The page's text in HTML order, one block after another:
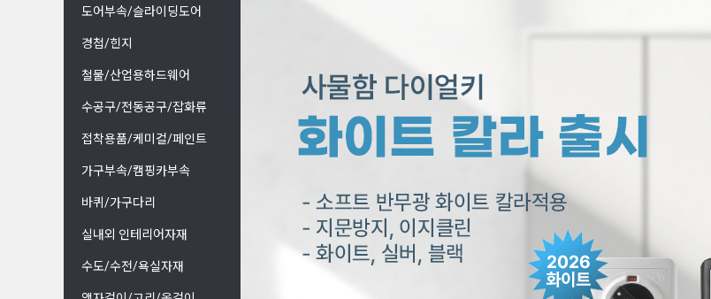
도어부속/슬라이딩도어
경첩/힌지
철물/산업용하드웨어
수공구/전동공구/잡화류
접착용품/케미컬/페인트
가구부속/캠핑카부속
바퀴/가구다리
실내외 인테리어자재
수도/수전/욕실자재